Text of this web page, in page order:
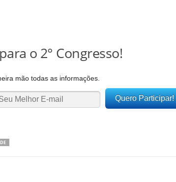
o 2° Congresso!
mão todas as informações.
Quero Participar!